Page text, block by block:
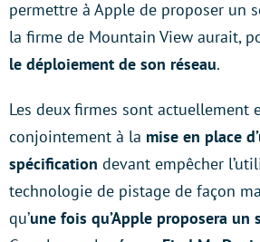
permettre à Apple de proposer un
la firme de Mountain View aurait,
le déploiement de son réseau.
Les deux firmes sont actuellement
conjointement à la mise en place
spécification devant empêcher
technologie de pistage de façon
qu’une fois qu’Apple proposera un